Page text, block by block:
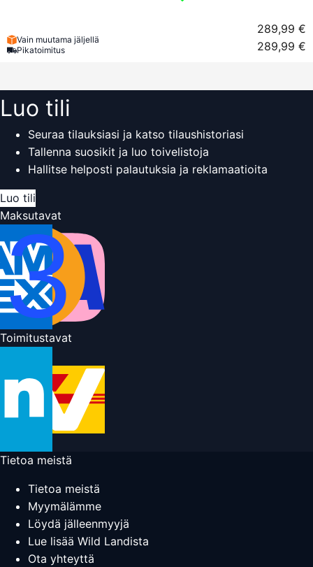
Vain muutama jäljellä
Pikatoimitus
289,99 €
289,99 €
Luo tili
Seuraa tilauksiasi ja katso tilaushistoriasi
Tallenna suosikit ja luo toivelistoja
Hallitse helposti palautuksia ja reklamaatioita
Luo tili
Maksutavat
Toimitustavat
Tietoa meistä
Tietoa meistä
Myymälämme
Löydä jälleenmyyjä
Lue lisää Wild Landista
Ota yhteyttä